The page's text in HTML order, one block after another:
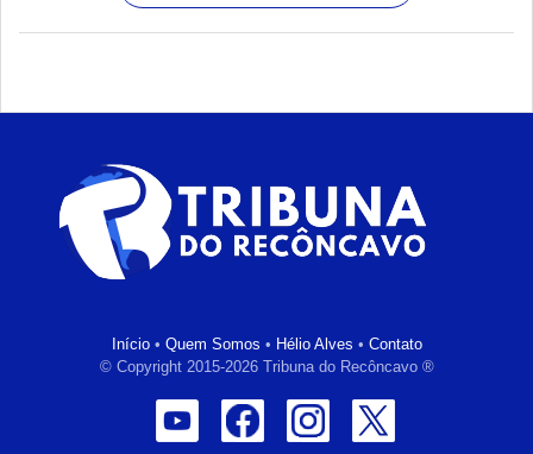
Início• Quem Somos • Hélio Alves • Contato
© Copyright 2015-2026 Tribuna do Recôncavo ®